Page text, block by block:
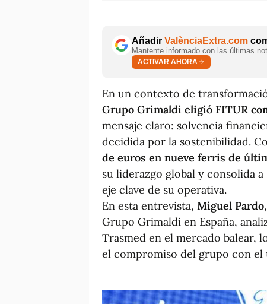
Añadir ValènciaExtra.com
Mantente informado con las últimas
ACTIVAR AHORA
En un contexto de
Grupo Grimaldi eligió FITUR
mensaje claro: solvencia
decidida por la sostenibilidad.
de euros en nueve ferris de
su liderazgo global y consolida
eje clave de su operativa.
En esta entrevista, Miguel Pardo
Grupo Grimaldi en España,
Trasmed en el mercado balear,
el compromiso del grupo con